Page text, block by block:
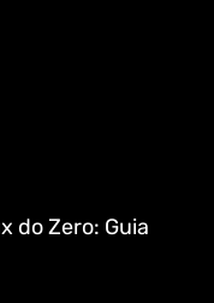
do Zero: Guia